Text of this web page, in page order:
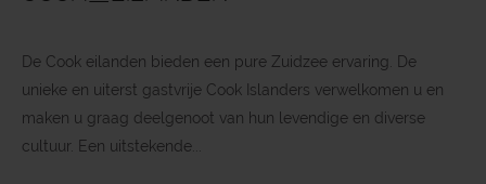
De Cook eilanden bieden een pure Zuidzee ervaring. De
unieke en uiterst gastvrije Cook Islanders verwelkomen u en
maken u graag deelgenoot van hun levendige en diverse
cultuur. Een uitstekende...